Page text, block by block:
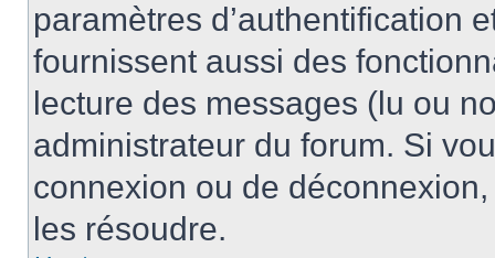
paramètres d’authentification
fournissent aussi des
lecture des messages (lu ou
administrateur du forum. Si
connexion ou de
les résoudre.